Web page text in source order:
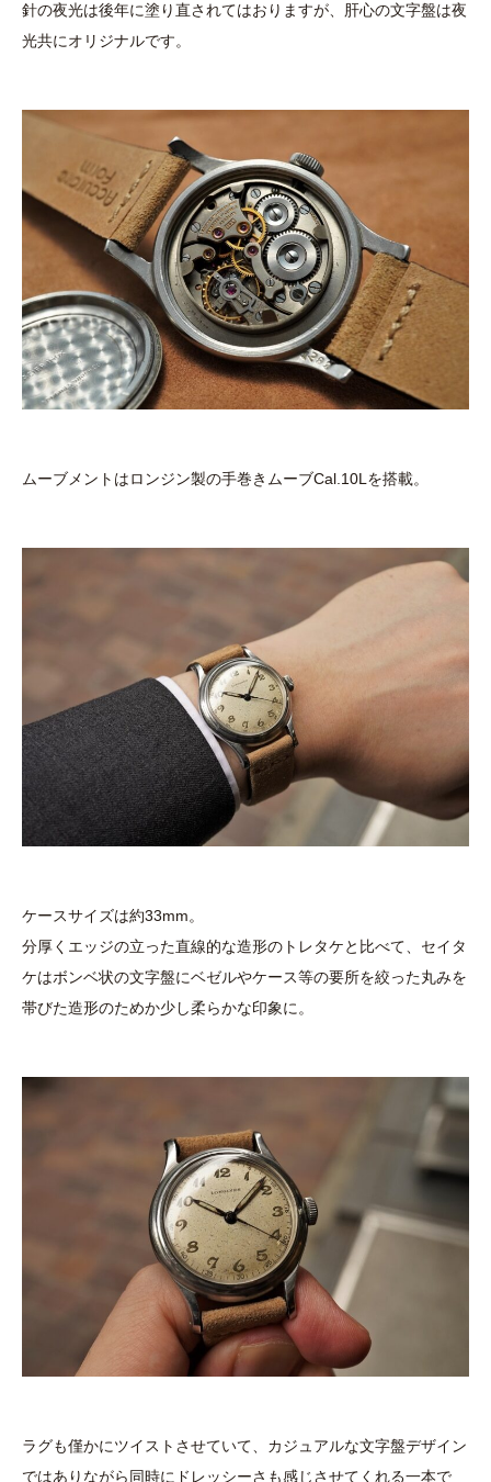
針の夜光は後年に塗り直されてはおりますが、肝心の文字盤は夜
光共にオリジナルです。
ムーブメントはロンジン製の手巻きムーブCal.10Lを搭載。
ケースサイズは約33mm。
分厚くエッジの立った直線的な造形のトレタケと比べて、セイタ
ケはボンベ状の文字盤にベゼルやケース等の要所を絞った丸みを
帯びた造形のためか少し柔らかな印象に。
ラグも僅かにツイストさせていて、カジュアルな文字盤デザイン
ではありながら同時にドレッシーさも感じさせてくれる一本で